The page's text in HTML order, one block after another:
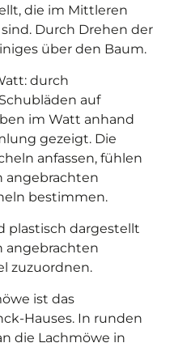
die im Mittleren
Durch Drehen der
über den Baum.
durch
auf
im Watt anhand
gezeigt. Die
anfassen, fühlen
angebrachten
bestimmen.
plastisch dargestellt
angebrachten
zuzuordnen.
ist das
Hauses. In runden
die Lachmöwe in